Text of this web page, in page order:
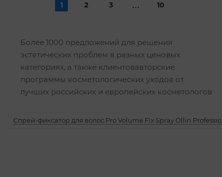
1 2 3 10
Более 1000 предложений для решения
эстетических проблем в разных ценовых
категориях, а также клиентовавторские
программы косметологических уходов от
лучших российских и европейских косметологов
Спрей-фиксатор для волос Pro Volume Fix Spray Ollin